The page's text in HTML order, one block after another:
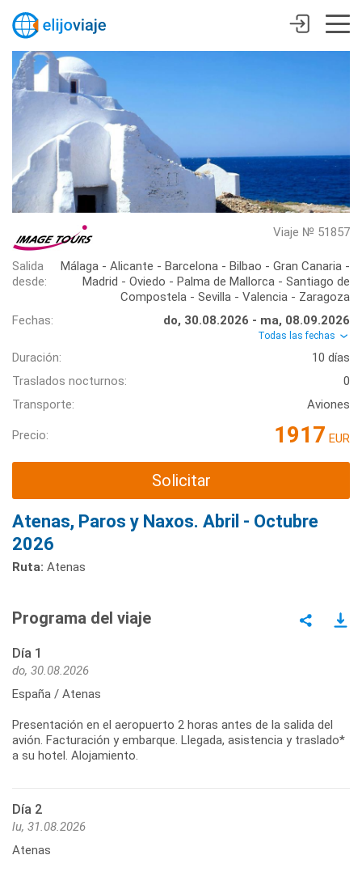
Viaje № 51857
Salida
desde:
Málaga - Alicante - Barcelona - Bilbao - Gran Canaria -
Madrid - Oviedo - Palma de Mallorca - Santiago de
Compostela - Sevilla - Valencia - Zaragoza
Fechas:
do, 30.08.2026 - ma, 08.09.2026
Todas las fechas
Duración:
10 días
Traslados nocturnos:
0
Transporte:
Aviones
Precio: 1917 EUR
Solicitar
Atenas, Paros y Naxos. Abril - Octubre
2026
Ruta: Atenas
Programa del viaje
Día 1
do, 30.08.2026
España / Atenas
Presentación en el aeropuerto 2 horas antes de la salida del
avión. Facturación y embarque. Llegada, asistencia y traslado*
a su hotel. Alojamiento.
Día 2
lu, 31.08.2026
Atenas